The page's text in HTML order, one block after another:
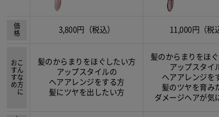
価格 3,800円（税込） 11,000円（税
こんな方に
おすすめ
髪のからまりをほぐしたい方
アップスタイルの
ヘアアレンジをする方
髪にツヤを出したい方
髪のからまりをほ
アップスタイ
ヘアアレンジを
髪のツヤを育み
ダメージヘアが気